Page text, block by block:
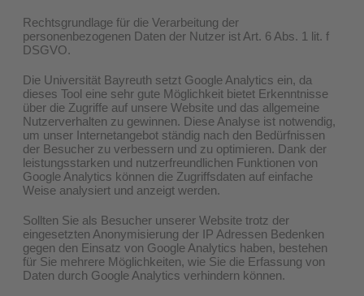
Rechtsgrundlage für die Verarbeitung der
personenbezogenen Daten der Nutzer ist Art. 6 Abs. 1 lit. f
DSGVO.
Die Universität Bayreuth setzt Google Analytics ein, da
dieses Tool eine sehr gute Möglichkeit bietet Erkenntnisse
über die Zugriffe auf unsere Website und das allgemeine
Nutzerverhalten zu gewinnen. Diese Analyse ist notwendig,
um unser Internetangebot ständig nach den Bedürfnissen
der Besucher zu verbessern und zu optimieren. Dank der
leistungsstarken und nutzerfreundlichen Funktionen von
Google Analytics können die Zugriffsdaten auf einfache
Weise analysiert und anzeigt werden.
Sollten Sie als Besucher unserer Website trotz der
eingesetzten Anonymisierung der IP Adressen Bedenken
gegen den Einsatz von Google Analytics haben, bestehen
für Sie mehrere Möglichkeiten, wie Sie die Erfassung von
Daten durch Google Analytics verhindern können.